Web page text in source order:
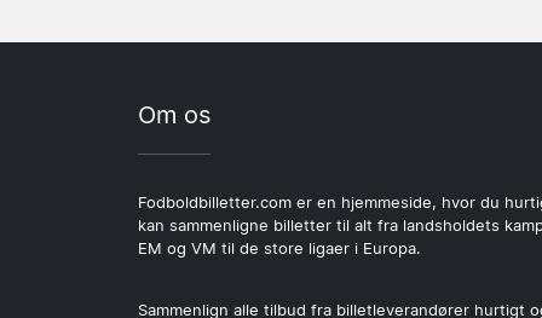
Om os
Fodboldbilletter.com er en hjemmeside, hvor du
kan sammenligne billetter til alt fra landsholdets
EM og VM til de store ligaer i Europa.
Sammenlign alle tilbud fra billetleverandører hurtigt